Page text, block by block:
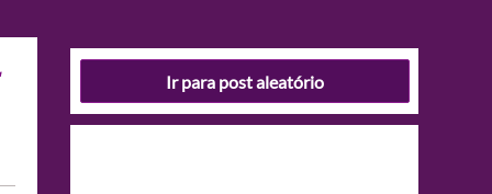
Ir para post aleatório